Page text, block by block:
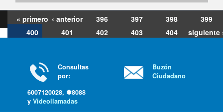
« primero ‹ anterior 396 397 398
399
400
401 402 403 404
siguiente
Consultas
por:
6007120028, ✽8088
y Videollamadas
Buzón
Ciudadano